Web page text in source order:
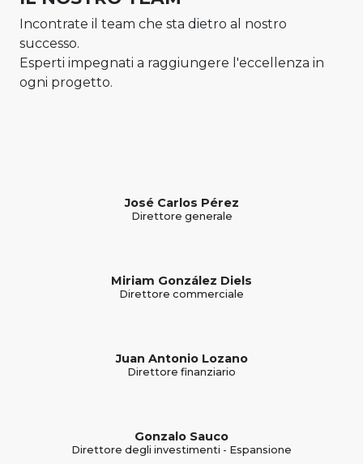
Incontrate il team che sta dietro al nostro
successo.
Esperti impegnati a raggiungere l'eccellenza in
ogni progetto.
José Carlos Pérez
Direttore generale
Miriam González Diels
Direttore commerciale
Juan Antonio Lozano
Direttore finanziario
Gonzalo Sauco
Direttore degli investimenti - Espansione